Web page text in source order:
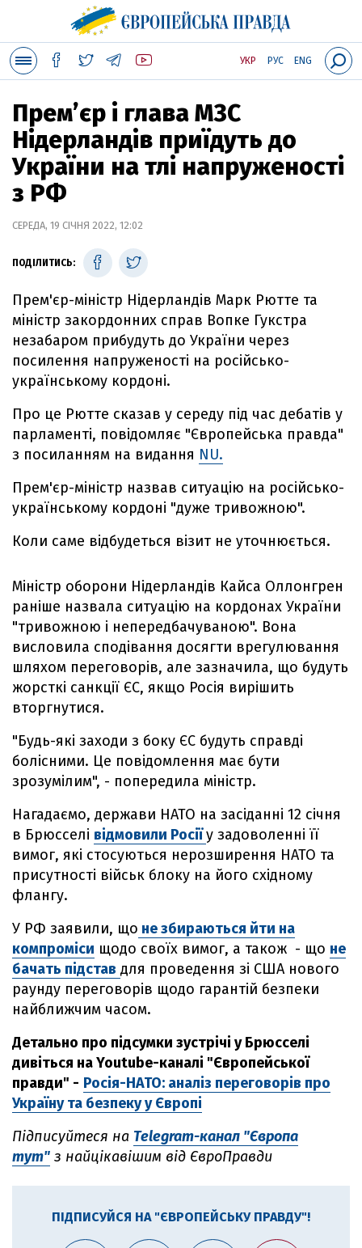
УКР РУС ENG
Прем’єр і глава МЗС
Нідерландів приїдуть до
України на тлі напруженості
з РФ
СЕРЕДА, 19 СІЧНЯ 2022, 12:02
ПОДІЛИТИСЬ:
Прем'єр-міністр Нідерландів Марк Рютте та
міністр закордонних справ Вопке Гукстра
незабаром прибудуть до України через
посилення напруженості на російсько-
українському кордоні.
Про це Рютте сказав у середу під час дебатів у
парламенті, повідомляє "Європейська правда"
з посиланням на видання NU.
Прем'єр-міністр назвав ситуацію на російсько-
українському кордоні "дуже тривожною".
Коли саме відбудеться візит не уточнюється.
Міністр оборони Нідерландів Кайса Оллонгрен
раніше назвала ситуацію на кордонах України
"тривожною і непередбачуваною". Вона
висловила сподівання досягти врегулювання
шляхом переговорів, але зазначила, що будуть
жорсткі санкції ЄС, якщо Росія вирішить
вторгнутися.
"Будь-які заходи з боку ЄС будуть справді
болісними. Це повідомлення має бути
зрозумілим", - попередила міністр.
Нагадаємо, держави НАТО на засіданні 12 січня
в Брюсселі відмовили Росіїу задоволенні її
вимог, які стосуються нерозширення НАТО та
присутності військ блоку на його східному
флангу.
У РФ заявили, що не збираються йти на
компроміси щодо своїх вимог, а також - що не
бачать підстав для проведення зі США нового
раунду переговорів щодо гарантій безпеки
найближчим часом.
Детально про підсумки зустрічі у Брюсселі
дивіться на Youtube-каналі "Європейської
правди" - Росія-НАТО: аналіз переговорів про
Україну та безпеку у Європі
Підписуйтеся на Telegram-канал "Європа
тут" з найцікавішим від ЄвроПравди
ПІДПИСУЙСЯ НА "ЄВРОПЕЙСЬКУ ПРАВДУ"!